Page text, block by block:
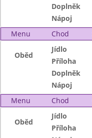
Doplněk
Nápoj
Menu
Chod
Oběd
Jídlo
Příloha
Doplněk
Nápoj
Menu
Chod
Oběd
Jídlo
Příloha